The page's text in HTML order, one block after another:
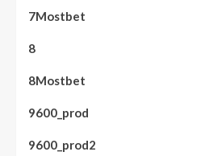
7Mostbet
8
8Mostbet
9600_prod
9600_prod2